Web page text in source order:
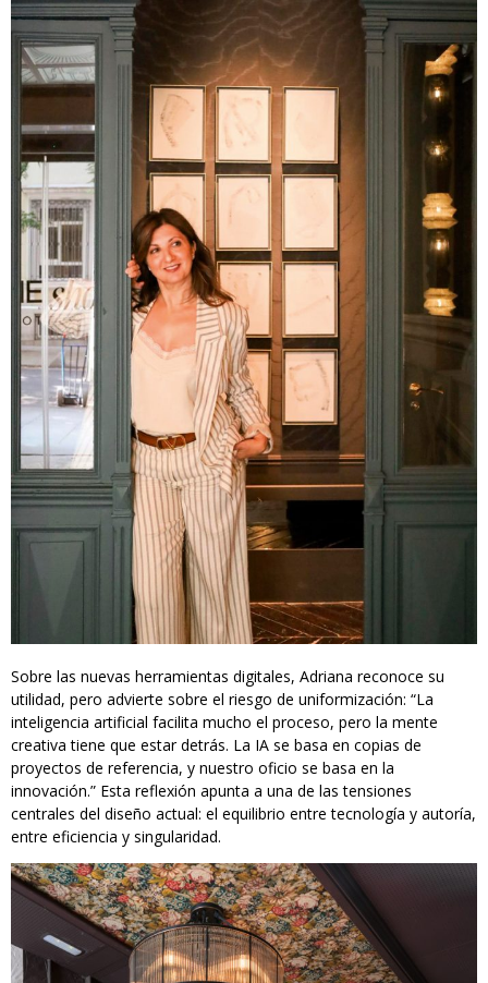
Sobre las nuevas herramientas digitales, Adriana reconoce su
utilidad, pero advierte sobre el riesgo de uniformización: “La
inteligencia artificial facilita mucho el proceso, pero la mente
creativa tiene que estar detrás. La IA se basa en copias de
proyectos de referencia, y nuestro oficio se basa en la
innovación.” Esta reflexión apunta a una de las tensiones
centrales del diseño actual: el equilibrio entre tecnología y autoría,
entre eficiencia y singularidad.